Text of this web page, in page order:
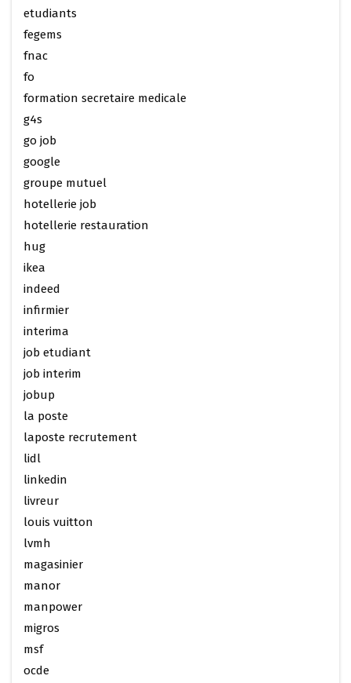
etudiants
fegems
fnac
fo
formation secretaire medicale
g4s
go job
google
groupe mutuel
hotellerie job
hotellerie restauration
hug
ikea
indeed
infirmier
interima
job etudiant
job interim
jobup
la poste
laposte recrutement
lidl
linkedin
livreur
louis vuitton
lvmh
magasinier
manor
manpower
migros
msf
ocde